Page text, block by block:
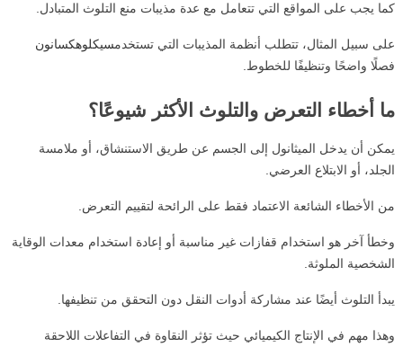
كما يجب على المواقع التي تتعامل مع عدة مذيبات منع التلوث المتبادل.
على سبيل المثال، تتطلب أنظمة المذيبات التي تستخدمسيكلوهكسانون
فصلًا واضحًا وتنظيفًا للخطوط.
ما أخطاء التعرض والتلوث الأكثر شيوعًا؟
يمكن أن يدخل الميثانول إلى الجسم عن طريق الاستنشاق، أو ملامسة
الجلد، أو الابتلاع العرضي.
من الأخطاء الشائعة الاعتماد فقط على الرائحة لتقييم التعرض.
وخطأ آخر هو استخدام قفازات غير مناسبة أو إعادة استخدام معدات الوقاية
الشخصية الملوثة.
يبدأ التلوث أيضًا عند مشاركة أدوات النقل دون التحقق من تنظيفها.
وهذا مهم في الإنتاج الكيميائي حيث تؤثر النقاوة في التفاعلات اللاحقة